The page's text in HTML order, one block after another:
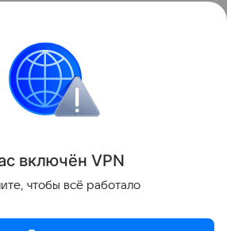
включён VPN
чтобы всё работало